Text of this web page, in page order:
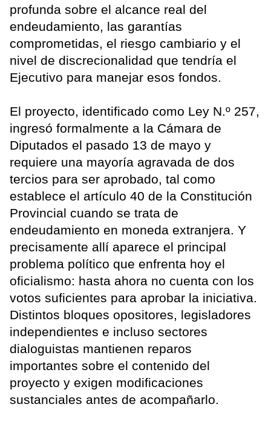
profunda sobre el alcance real del
endeudamiento, las garantías
comprometidas, el riesgo cambiario y el
nivel de discrecionalidad que tendría el
Ejecutivo para manejar esos fondos.
El proyecto, identificado como Ley N.º 257,
ingresó formalmente a la Cámara de
Diputados el pasado 13 de mayo y
requiere una mayoría agravada de dos
tercios para ser aprobado, tal como
establece el artículo 40 de la Constitución
Provincial cuando se trata de
endeudamiento en moneda extranjera. Y
precisamente allí aparece el principal
problema político que enfrenta hoy el
oficialismo: hasta ahora no cuenta con los
votos suficientes para aprobar la iniciativa.
Distintos bloques opositores, legisladores
independientes e incluso sectores
dialoguistas mantienen reparos
importantes sobre el contenido del
proyecto y exigen modificaciones
sustanciales antes de acompañarlo.